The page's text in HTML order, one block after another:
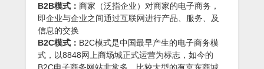
B2B模式： 商家（泛指企业）对商家的电子商务，
即企业与企业之间通过互联网进行产品、服务、及
信息的交换
B2C模式： B2C模式是中国最早产生的电子商务模
式，以8848网上商场城正式运营为标志，如今的